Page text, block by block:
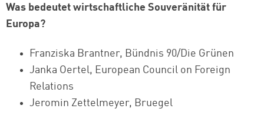
Was bedeutet wirtschaftliche Souveränität für
Europa?
Franziska Brantner, Bündnis 90/Die Grünen
Janka Oertel, European Council on Foreign
Relations
Jeromin Zettelmeyer, Bruegel